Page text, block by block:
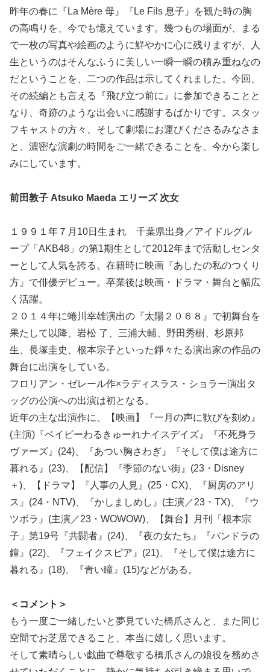
昨年の春に『La Mère 母』『Le Fils 息子』を観た時の胸
の高鳴りを、今でも憶えています。幾つもの場面が、まる
で一枚の写真や絵画のように鮮やかに心に残りますが、人
生というのはそんなふうに美しい一瞬一瞬の積み重ねなの
だということを、二つの作品は示してくれました。今回、
その続編とも言える『飛び立つ前に』に参加できることと
なり、奇跡のような出会いに感謝するばかりです。スタッ
フキャストの方々、そして劇場にお運びくださるみなさま
と、濃密な演劇の時間をご一緒できることを、今から楽し
みにしています。
前田敦子 Atsuko Maeda エリーズ 次女
１９９１年７月10日生まれ 千葉県出身／アイドルグル
ープ「AKB48」の第1期生として2012年まで活動しセンタ
ーとして人気を誇る。在籍時に映画『あしたの私のつくり
方』で俳優デビュー。卒業後は映画・ドラマ・舞台と幅広
く活躍。
２０１４年に蜷川幸雄演出の『太陽２０６８』で初舞台を
果たして以降、岩松 了、三浦大輔、野田秀樹、杉原邦
生、長塚圭史、根本宗子といった錚々たる演出家の作品の
舞台に出演をしている。
フロリアン・ゼレール作×ラディスラス・ショラー演出タ
ッグの公演への出演は初となる。
近年の主な出演作に、【映画】『一月の声に歓びを刻め』
(主演)『ベイビーわるきゅーれナイスデイズ』『不死身ラ
ヴァーズ』(24)、『あつい胸さわぎ』『そして僕は途方に
暮れる』(23)、【配信】『季節のない街』(23・Disney
＋)、【ドラマ】『人事の人見』(25・CX)、『厨房のアリ
ス』(24・NTV)、『かしましめし』(主演／23・TX)、『ウ
ツボラ』(主演／23・WOWOW)、【舞台】月刊「根本宗
子」第19号『共闘者』(24)、『夜の女たち』『パンドラの
鐘』(22)、『フェイクスピア』(21)、『そして僕は途方に
暮れる』(18)、『青い瞳』(15)などがある。
＜コメント＞
もう一度ご一緒したいと夢見ていた橋爪さんと、また同じ
空間でお芝居できること、本当に嬉しく思います。
そして素晴らしい戯曲で尊敬する橋爪さんの娘役を務めさ